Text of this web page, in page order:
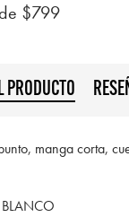
$799
PRODUCTO
manga corta,
BLANCO